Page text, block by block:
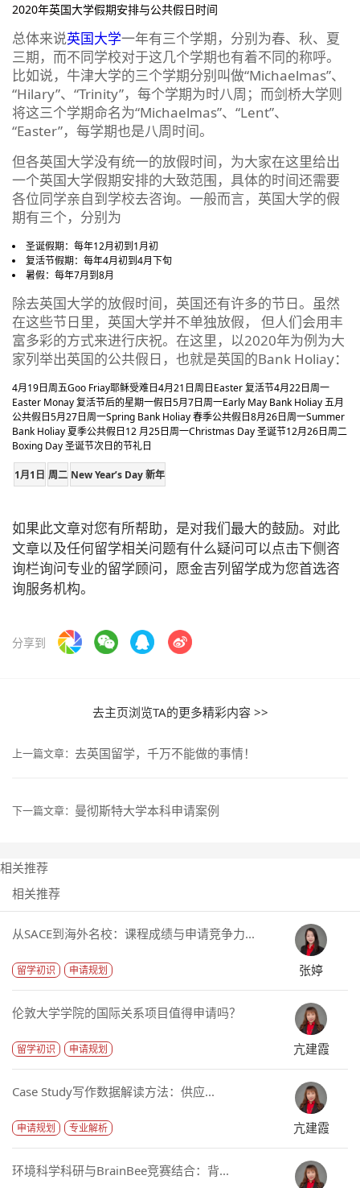
2020年英国大学假期安排与公共假日时间
总体来说英国大学一年有三个学期，分别为春、秋、夏
三期，而不同学校对于这几个学期也有着不同的称呼。
比如说，牛津大学的三个学期分别叫做“Michaelmas”、
“Hilary”、“Trinity”，每个学期为时八周；而剑桥大学则
将这三个学期命名为“Michaelmas”、“Lent”、
“Easter”，每学期也是八周时间。
但各英国大学没有统一的放假时间，为大家在这里给出
一个英国大学假期安排的大致范围，具体的时间还需要
各位同学亲自到学校去咨询。一般而言，英国大学的假
期有三个，分别为
圣诞假期：每年12月初到1月初
复活节假期：每年4月初到4月下旬
暑假：每年7月到8月
除去英国大学的放假时间，英国还有许多的节日。虽然
在这些节日里，英国大学并不单独放假， 但人们会用丰
富多彩的方式来进行庆祝。在这里，以2020年为例为大
家列举出英国的公共假日，也就是英国的Bank Holiay：
4月19日周五Goo Friay耶稣受难日4月21日周日Easter 复活节4月22日周一
Easter Monay 复活节后的星期一假日5月7日周一Early May Bank Holiay 五月
公共假日5月27日周一Spring Bank Holiay 春季公共假日8月26日周一Summer
Bank Holiay 夏季公共假日12 月25日周一Christmas Day 圣诞节12月26日周二
Boxing Day 圣诞节次日的节礼日
1月1日 周二 New Year’s Day 新年
如果此文章对您有所帮助，是对我们最大的鼓励。对此
文章以及任何留学相关问题有什么疑问可以点击下侧咨
询栏询问专业的留学顾问，愿金吉列留学成为您首选咨
询服务机构。
分享到
去主页浏览TA的更多精彩内容 >>
上一篇文章： 去英国留学，千万不能做的事情！
下一篇文章： 曼彻斯特大学本科申请案例
相关推荐
相关推荐
从SACE到海外名校：课程成绩与申请竞争力...
留学初识 申请规划 张婷
伦敦大学学院的国际关系项目值得申请吗？
留学初识 申请规划 亢建霞
Case Study写作数据解读方法：供应...
申请规划 专业解析 亢建霞
环境科学科研与BrainBee竞赛结合：背...